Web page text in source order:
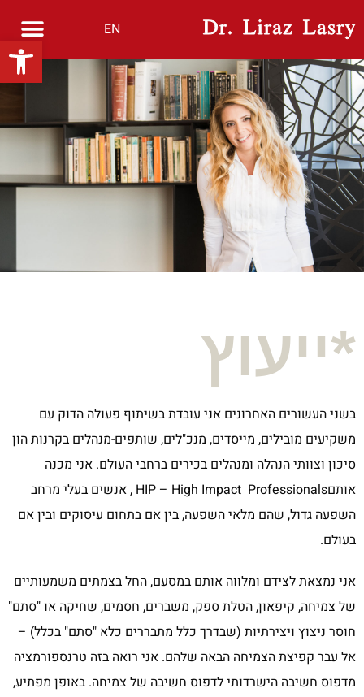
פתח סרגל נגישות EN
*ייעוץ
בשני העשורים האחרונים אני עובדת בשיתוף פעולה הדוק עם
משקיעים מובילים, מייסדים, מנכ"לים, שותפים-מנהלים בקרנות הון
סיכון וצוותי הנהלה ומנהלים בכירים ברחבי העולם. אני מכנה
אותםHIP – High Impact Professionals , אנשים בעלי מרחב
השפעה גדול, שהם מלאי השפעה, בין אם בתחום עיסוקים ובין אם
בעולם.
אני נמצאת לצידם ומלווה אותם במסעם, החל בצמתים משמעותיים
של צמיחה, קיפאון, הטלת ספק, משברים, חסמים, שחיקה או "סתם"
חוסר ניצוץ ויצירתיות (שבדרך כלל מתבררים כלא "סתם" בכלל) –
אל עבר קפיצת הצמיחה הבאה שלהם. אני רואה בזה טרנספורמציה
מדפוס חשיבה הישרדותי לדפוס חשיבה של צמיחה. באופן מפתיע,